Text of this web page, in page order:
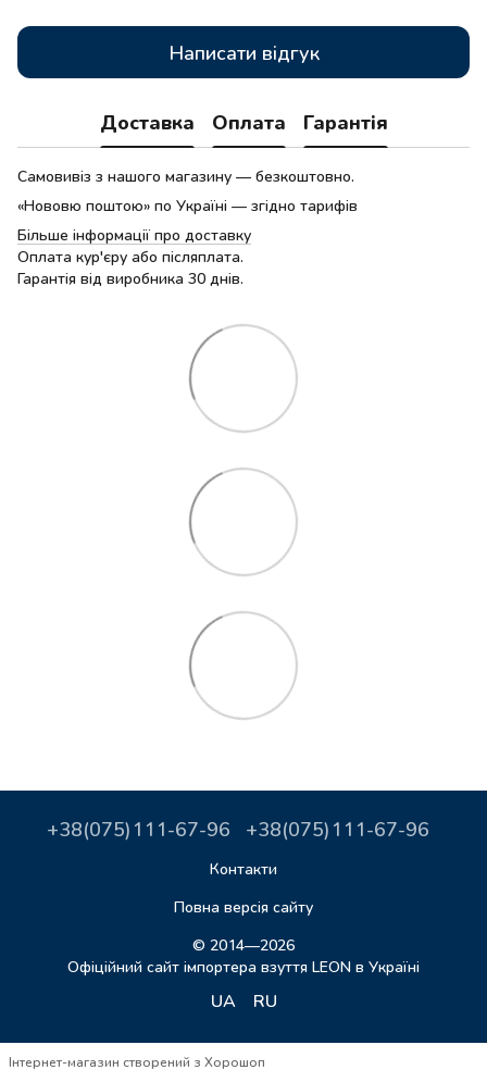
Написати відгук
Доставка Оплата Гарантія
Самовивіз з нашого магазину — безкоштовно.
«Нововю поштою» по Україні — згідно тарифів
Більше інформації про доставку
Оплата кур'єру або післяплата.
Гарантія від виробника 30 днів.
+38(075)111-67-96 +38(075)111-67-96
Контакти
Повна версія сайту
© 2014—2026
Офіційний сайт імпортера взуття LEON в Україні
UA RU
Інтернет-магазин створений з Хорошоп